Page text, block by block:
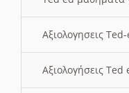
Αξιολογησεις
Αξιολογήσεις